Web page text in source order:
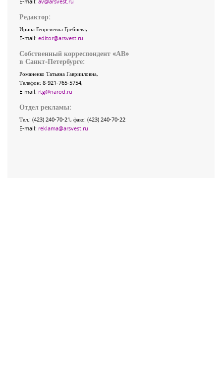
Редактор:
Ирина Георгиевна Гребнёва,
E-mail: editor@arsvest.ru
Собственный корреспондент «АВ»
в Санкт-Петербурге:
Романенко Татьяна Гаврииловна,
Телефон: 8-921-765-5754,
E-mail: rtg@narod.ru
Отдел рекламы:
Тел.: (423) 240-70-21, факс: (423) 240-70-22
E-mail: reklama@arsvest.ru